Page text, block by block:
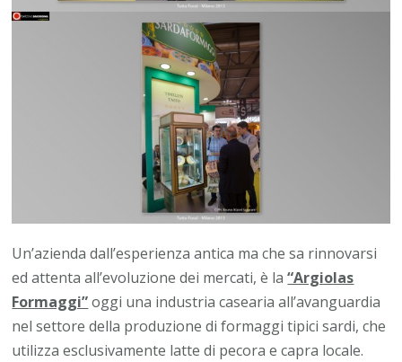
Un’azienda dall’esperienza antica ma che sa rinnovarsi
ed attenta all’evoluzione dei mercati, è la“Argiolas
Formaggi” oggi una industria casearia all’avanguardia
nel settore della produzione di formaggi tipici sardi, che
utilizza esclusivamente latte di pecora e capra locale.